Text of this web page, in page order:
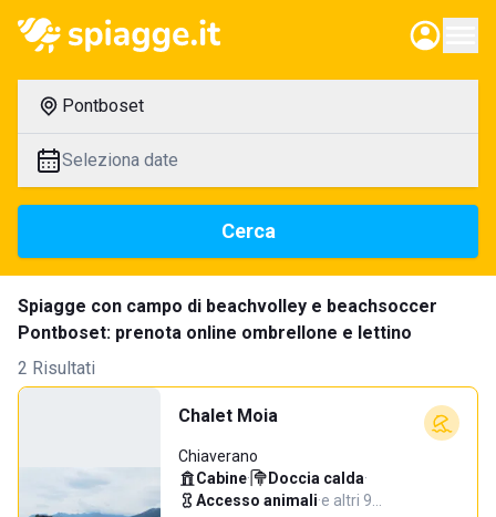
Pontboset
Seleziona date
Cerca
Spiagge con campo di beachvolley e beachsoccer
Pontboset: prenota online ombrellone e lettino
2 Risultati
Chalet Moia
Chiaverano
Cabine· Doccia calda·
Accesso animali·e altri 9…